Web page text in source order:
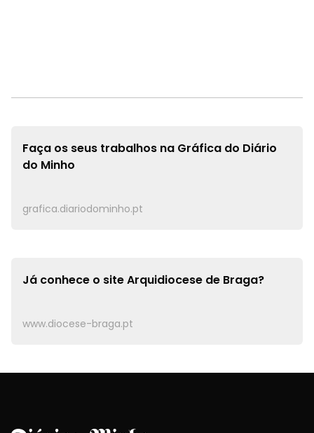
Faça os seus trabalhos na Gráfica do Diário
do Minho
grafica.diariodominho.pt
Já conhece o siteArquidiocese de Braga?
www.diocese-braga.pt